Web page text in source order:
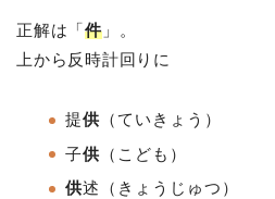
正解は「件」。
上から反時計回りに
提供 （ていきょう）
子供 （こども）
供述
（きょうじゅつ）